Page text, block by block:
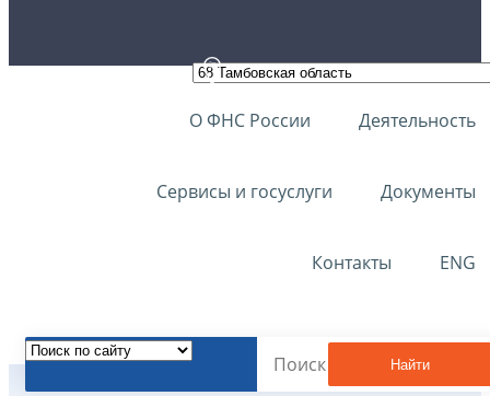
О ФНС России Деятельность
Сервисы и госуслуги Документы
Контакты ENG
Найти